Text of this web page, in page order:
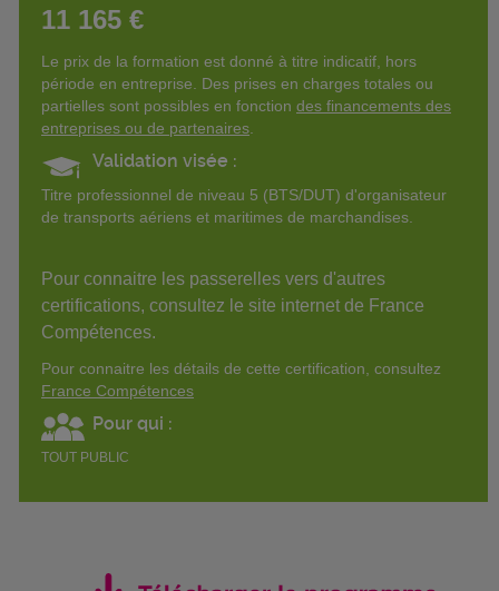
11 165 €
Le prix de la formation est donné à titre indicatif, hors
période en entreprise. Des prises en charges totales ou
partielles sont possibles en fonction des financements des
entreprises ou de partenaires
Validation visée :
Titre professionnel de niveau 5 (BTS/DUT) d'organisateur
de transports aériens et maritimes de marchandises.
Pour connaitre les passerelles vers d'autres
certifications, consultez le site internet de France
Compétences.
Pour connaitre les détails de cette certification, consultez
France Compétences
Pour qui :
TOUT PUBLIC